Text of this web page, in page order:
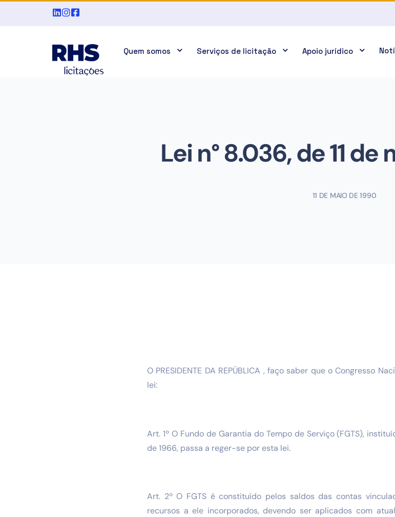
Quem somos Serviços de licitação Apoio jurídico
Lei n° 8.036, de 11
11 DE MAIO DE 1990
O PRESIDENTE DA REPÚBLICA , faço saber que o Congresso
lei:
Art. 1º O Fundo de Garantia do Tempo de Serviço (FGTS),
de 1966, passa a reger-se por esta lei.
Art. 2º O FGTS é constituído pelos saldos das contas
recursos a ele incorporados, devendo ser aplicados com